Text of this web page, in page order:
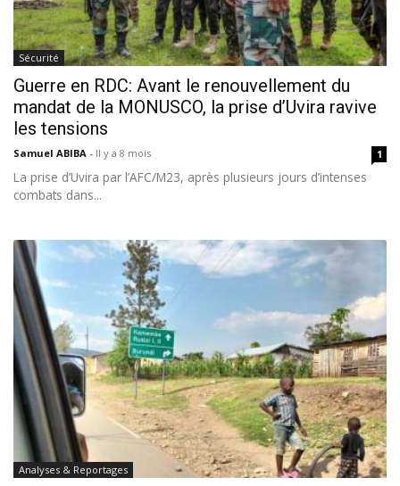
Sécurité
Guerre en RDC: Avant le renouvellement du
mandat de la MONUSCO, la prise d’Uvira ravive
les tensions
Samuel ABIBA - Il y a 8 mois 1
La prise d’Uvira par l’AFC/M23, après plusieurs jours d’intenses
combats dans...
Analyses & Reportages